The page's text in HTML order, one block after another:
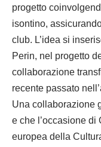
progetto
isontino,
club. L’idea si
Perin, nel progetto
collaborazione
recente passato
Una collaborazione
e che l’occasione
europea della